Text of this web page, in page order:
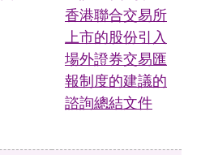
香港聯合交易所
上市的股份引入
場外證券交易匯
報制度的建議的
諮詢總結文件